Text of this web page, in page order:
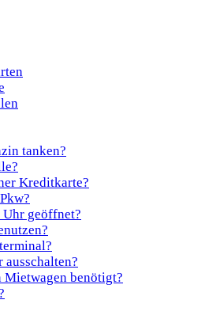
tanken?
Kreditkarte?
geöffnet?
benötigt?